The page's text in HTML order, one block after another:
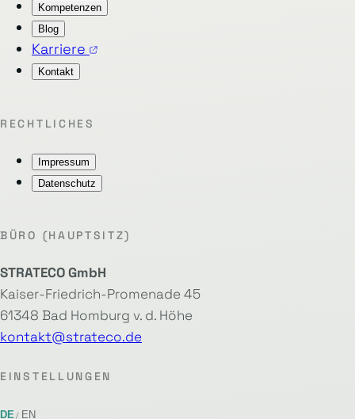
Kompetenzen
Blog
Karriere
Kontakt
RECHTLICHES
Impressum
Datenschutz
BÜRO (HAUPTSITZ)
STRATECO GmbH
Kaiser-Friedrich-Promenade 45
61348 Bad Homburg v. d. Höhe
kontakt@strateco.de
EINSTELLUNGEN
DE EN